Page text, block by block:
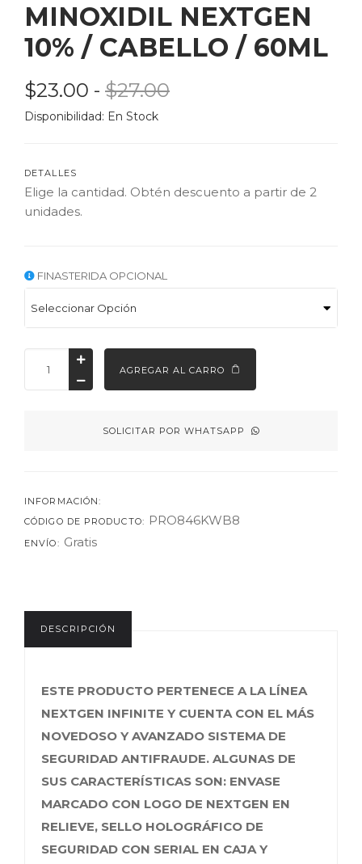
MINOXIDIL NEXTGEN
10% / CABELLO / 60ML
$23.00 - $27.00
Disponibilidad: En Stock
DETALLES
Elige la cantidad. Obtén descuento a partir de 2
unidades.
FINASTERIDA OPCIONAL
AGREGAR AL CARRO
SOLICITAR POR WHATSAPP
INFORMACIÓN:
CÓDIGO DE PRODUCTO: PRO846KWB8
ENVÍO: Gratis
DESCRIPCIÓN
ESTE PRODUCTO PERTENECE A LA LÍNEA
NEXTGEN INFINITE Y CUENTA CON EL MÁS
NOVEDOSO Y AVANZADO SISTEMA DE
SEGURIDAD ANTIFRAUDE. ALGUNAS DE
SUS CARACTERÍSTICAS SON: ENVASE
MARCADO CON LOGO DE NEXTGEN EN
RELIEVE, SELLO HOLOGRÁFICO DE
SEGURIDAD CON SERIAL EN CAJA Y